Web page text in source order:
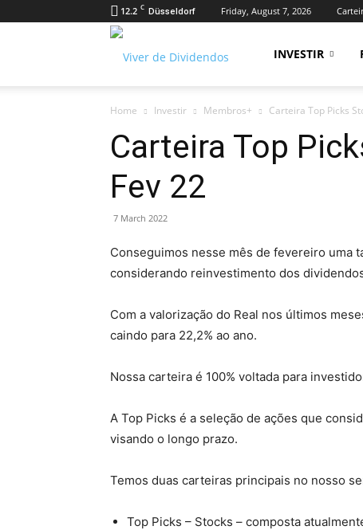
12.2 C Düsseldorf Friday, August 7, 2026
de
INVESTIR
Home Investir Membros+ Carteira Top Picks
Carteira Top
Fev 22
7 March 2022
Conseguimos nesse mês de fevereiro uma
considerando reinvestimento dos
Com a valorização do Real nos últimos
caindo para 22,2% ao ano.
Nossa carteira é 100% voltada para
A Top Picks é a seleção de ações que
visando o longo prazo.
Temos duas carteiras principais no nosso
Top Picks – Stocks – composta